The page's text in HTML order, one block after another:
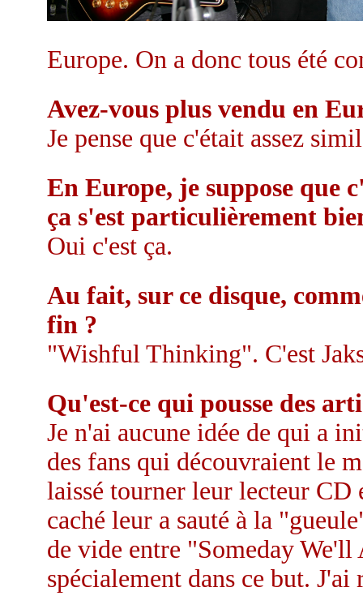
Europe. On a donc tous été
Avez-vous plus vendu en
Je pense que c'était assez
En Europe, je suppose que
ça s'est particulièrement
Oui c'est ça.
Au fait, sur ce disque,
fin ?
"Wishful Thinking". C'est
Qu'est-ce qui pousse des
Je n'ai aucune idée de qui a
des fans qui découvraient le
laissé tourner leur lecteur CD
caché leur a sauté à la
de vide entre "Someday
spécialement dans ce but.